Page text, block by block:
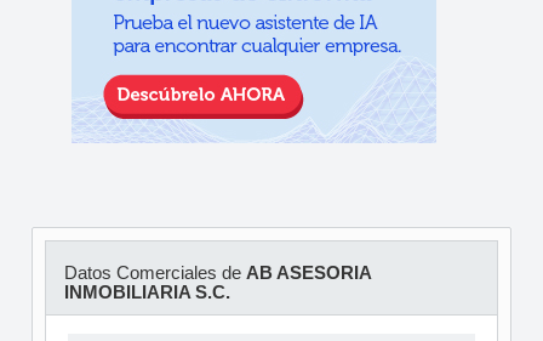
Datos Comerciales de AB ASESORIA
INMOBILIARIA S.C.